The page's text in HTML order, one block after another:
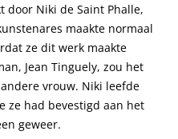
door Niki de Saint Phalle,
maakte normaal
ze dit werk maakte
Jean Tinguely, zou het
vrouw. Niki leefde
ze had bevestigd aan het
geweer.